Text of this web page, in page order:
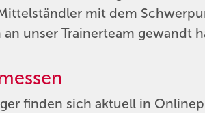
mit dem
unser Trainerteam gewandt
finden sich aktuell in